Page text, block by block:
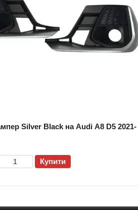
Silver Black на Audi A8 D5 2021-
Купити